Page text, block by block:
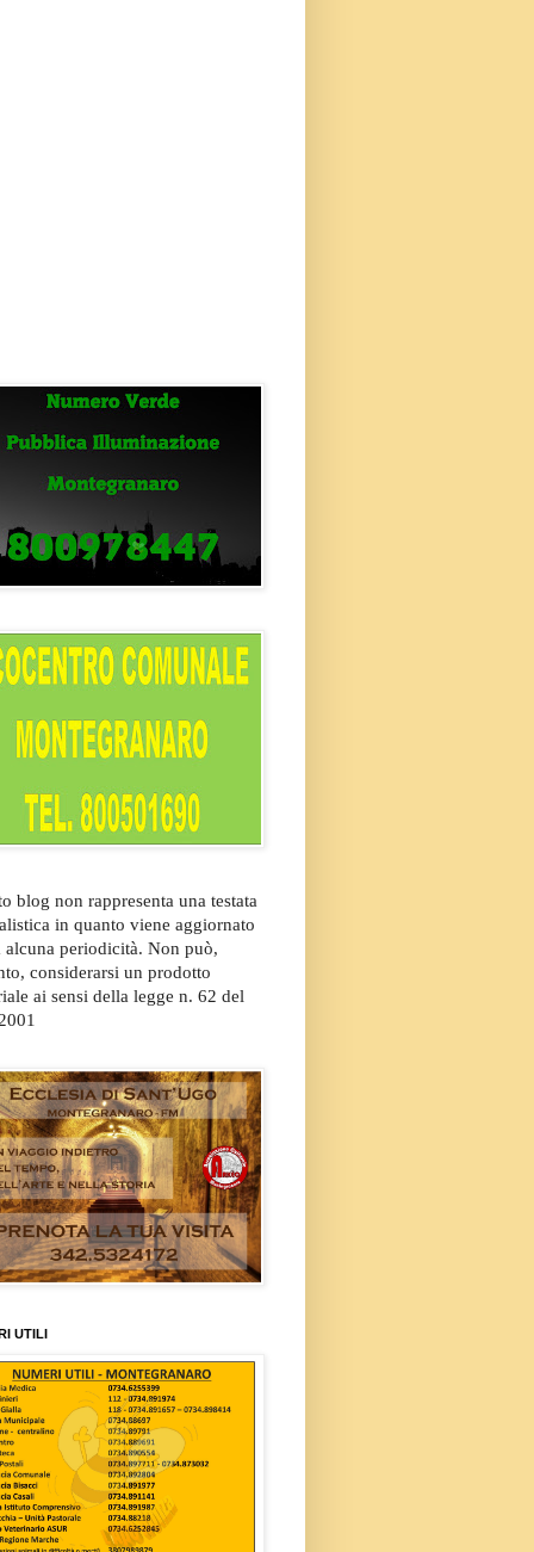
blog non rappresenta una testata
in quanto viene aggiornato
alcuna periodicità. Non può,
considerarsi un prodotto
ai sensi della legge n. 62 del
UTILI